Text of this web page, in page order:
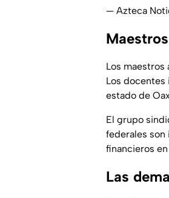
— Azteca
Los
Los docentes
estado de
El grupo
federales son
financieros
Las